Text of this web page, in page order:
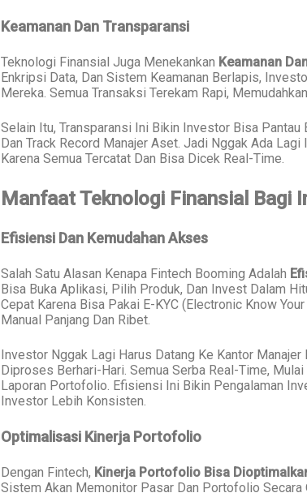
Keamanan Dan Transparansi
Teknologi Finansial Juga Menekankan Keamanan
Enkripsi Data, Dan Sistem Keamanan Berlapis,
Mereka. Semua Transaksi Terekam Rapi,
Selain Itu, Transparansi Ini Bikin Investor Bisa Pantau
Dan Track Record Manajer Aset. Jadi Nggak Ada Lagi
Karena Semua Tercatat Dan Bisa Dicek Real-Time.
Manfaat Teknologi Finansial Bagi
Efisiensi Dan Kemudahan Akses
Salah Satu Alasan Kenapa Fintech Booming Adalah
Bisa Buka Aplikasi, Pilih Produk, Dan Invest Dalam
Cepat Karena Bisa Pakai E-KYC (Electronic Know
Manual Panjang Dan Ribet.
Investor Nggak Lagi Harus Datang Ke Kantor
Diproses Berhari-Hari. Semua Serba Real-Time,
Laporan Portofolio. Efisiensi Ini Bikin Pengalaman
Investor Lebih Konsisten.
Optimalisasi Kinerja Portofolio
Dengan Fintech, Kinerja Portofolio Bisa
Sistem Akan Memonitor Pasar Dan Portofolio